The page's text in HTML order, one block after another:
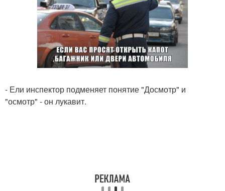
- Ели инспектор подменяет понятие "Досмотр" и
"осмотр" - он лукавит.